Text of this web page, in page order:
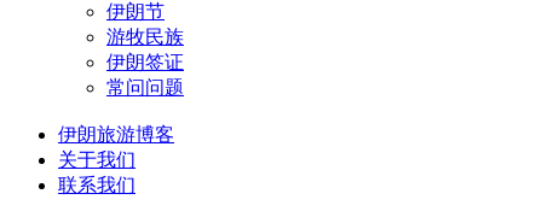
伊朗节
游牧民族
伊朗签证
常问问题
伊朗旅游博客
关于我们
联系我们